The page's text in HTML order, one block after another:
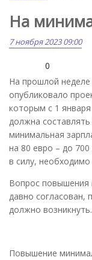
На
7 ноября 2023 09:00
0
На прошлой
опубликовало
которым с 1
должна
минимальная
на 80 евро – до
в силу,
Вопрос повышения
давно согласован,
должно возникнуть.
Повышение